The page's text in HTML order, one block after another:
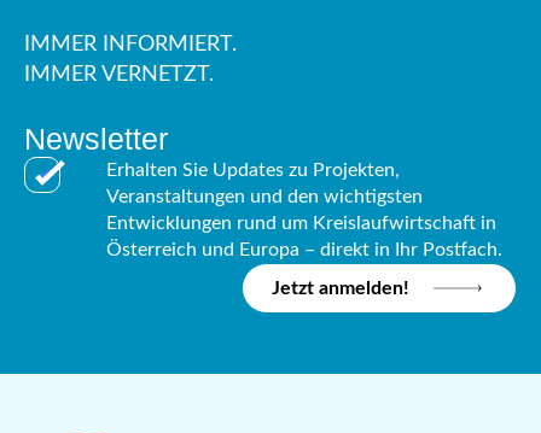
IMMER INFORMIERT.
IMMER VERNETZT.
Newsletter
Erhalten Sie Updates zu Projekten,
Veranstaltungen und den wichtigsten
Entwicklungen rund um Kreislaufwirtschaft in
Österreich und Europa – direkt in Ihr Postfach.
Jetzt anmelden!